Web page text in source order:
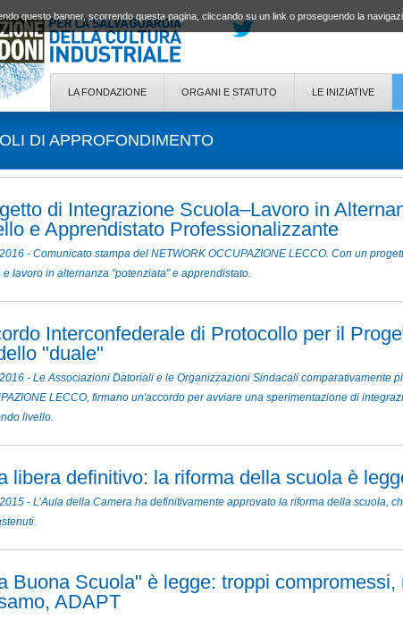
LA FONDAZIONE ORGANI E STATUTO LE INIZIATIVE
DI APPROFONDIMENTO
di Integrazione Scuola–Lavoro in
e Apprendistato Professionalizzante
- Comunicato stampa del NETWORK OCCUPAZIONE LECCO. Con un
e lavoro in alternanza "potenziata" e apprendistato.
Interconfederale di Protocollo per il
"duale"
- Le Associazioni Datoriali e le Organizzazioni Sindacali comparativamente
LECCO, firmano un'accordo per avviare una sperimentazione di
livello.
libera definitivo: la riforma della scuola è
- L’Aula della Camera ha definitivamente approvato la riforma della scuola,
Buona Scuola" è legge: troppi
ADAPT
questo banner, scorrendo questa pagina, cliccando su un link o proseguendo la